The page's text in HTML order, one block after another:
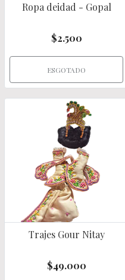
Ropa deidad - Gopal
$2.500
ESGOTADO
Trajes Gour Nitay
$49.000